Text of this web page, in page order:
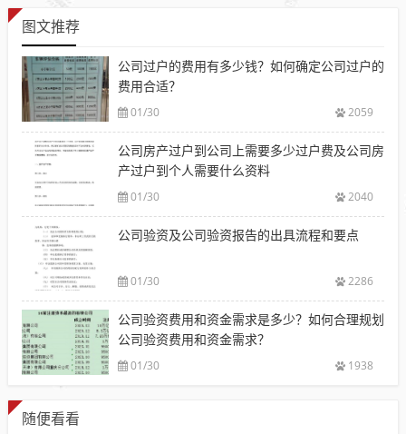
图文推荐
公司过户的费用有多少钱？如何确定公司过户的
费用合适？
01/30 2059
公司房产过户到公司上需要多少过户费及公司房
产过户到个人需要什么资料
01/30 2040
公司验资及公司验资报告的出具流程和要点
01/30 2286
公司验资费用和资金需求是多少？如何合理规划
公司验资费用和资金需求？
01/30 1938
随便看看